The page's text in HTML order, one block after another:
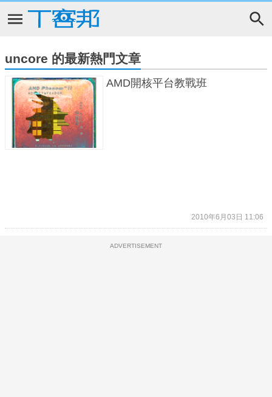
uncore 的最新熱門文章
AMD開核平台教戰班
2010年6月03日 11:06
ADVERTISEMENT